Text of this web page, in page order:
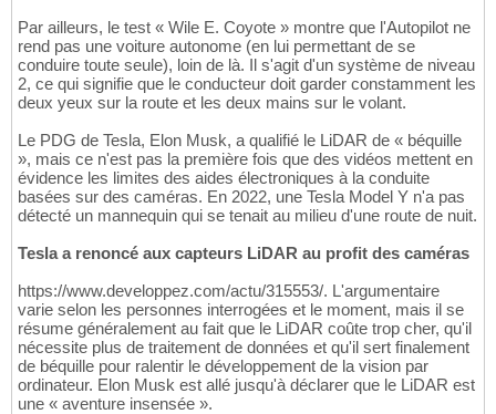
Par ailleurs, le test « Wile E. Coyote » montre que l'Autopilot ne
rend pas une voiture autonome (en lui permettant de se
conduire toute seule), loin de là. Il s'agit d'un système de niveau
2, ce qui signifie que le conducteur doit garder constamment les
deux yeux sur la route et les deux mains sur le volant.
Le PDG de Tesla, Elon Musk, a qualifié le LiDAR de « béquille
», mais ce n'est pas la première fois que des vidéos mettent en
évidence les limites des aides électroniques à la conduite
basées sur des caméras. En 2022, une Tesla Model Y n'a pas
détecté un mannequin qui se tenait au milieu d'une route de nuit.
Tesla a renoncé aux capteurs LiDAR au profit des caméras
https://www.developpez.com/actu/315553/. L'argumentaire
varie selon les personnes interrogées et le moment, mais il se
résume généralement au fait que le LiDAR coûte trop cher, qu'il
nécessite plus de traitement de données et qu'il sert finalement
de béquille pour ralentir le développement de la vision par
ordinateur. Elon Musk est allé jusqu'à déclarer que le LiDAR est
une « aventure insensée ».